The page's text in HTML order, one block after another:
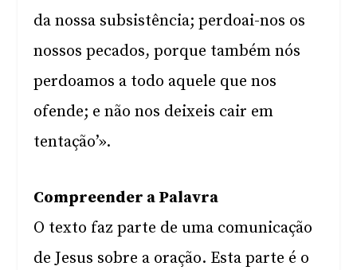
da nossa subsistência; perdoai-nos os
nossos pecados, porque também nós
perdoamos a todo aquele que nos
ofende; e não nos deixeis cair em
tentação’».
Compreender a Palavra
O texto faz parte de uma comunicação
de Jesus sobre a oração. Esta parte é o